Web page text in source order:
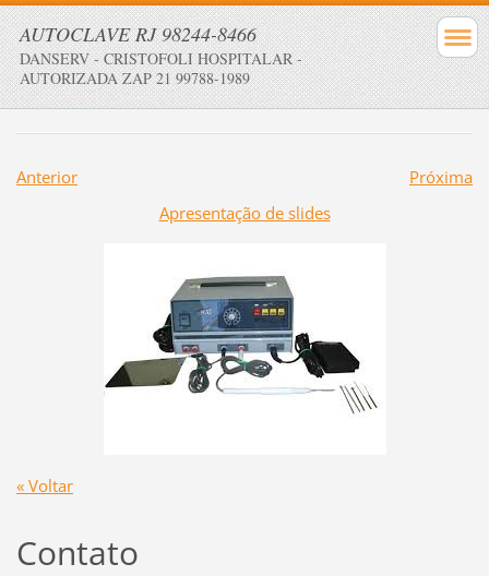
AUTOCLAVE RJ 98244-8466
DANSERV - CRISTOFOLI HOSPITALAR -
AUTORIZADA ZAP 21 99788-1989
Anterior
Próxima
Apresentação de slides
« Voltar
Contato